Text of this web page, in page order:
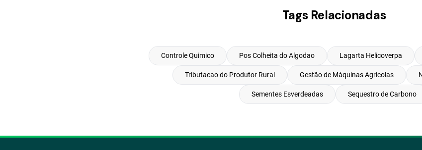
Tags Relacionadas
Controle Quimico Pos Colheita do Algodao Lagarta Helicoverpa
Tributacao do Produtor Rural Gestão de Máquinas Agricolas
Sementes Esverdeadas Sequestro de Carbono